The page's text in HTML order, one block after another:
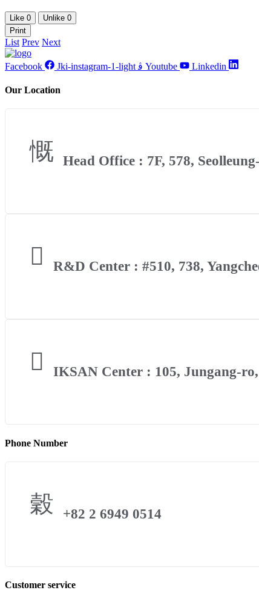
Like 0 Unlike 0
Print
List Prev Next
Facebook Jki-instagram-1-light Youtube Linkedin
Our Location
Head Office : 7F, 578,
R&D Center : #510, 738,
IKSAN Center : 105, Jungang-
Phone Number
+82 2 6949 0514
Customer service